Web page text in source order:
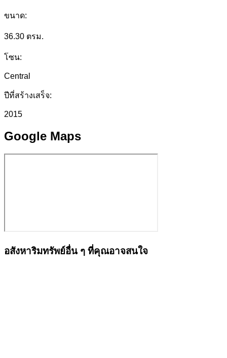
ขนาด:
36.30 ตรม.
โซน:
Central
ปีที่สร้างเสร็จ:
2015
Google Maps
อสังหาริมทรัพย์อื่น ๆ ที่คุณอาจสนใจ